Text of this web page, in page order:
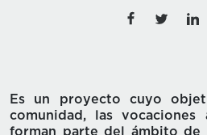
Es un proyecto cuyo
comunidad, las vocaciones
forman parte del ámbito de